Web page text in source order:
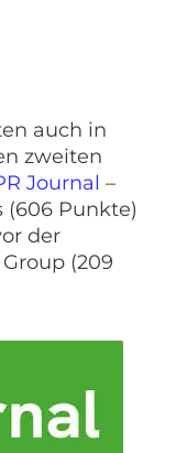
auch in
zweiten
Journal –
(606 Punkte)
der
(209